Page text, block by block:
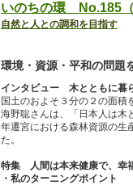
いのちの環 No.185（
自然と人との調和を目指す
環境・資源・平和の問題
インタビュー 木とともに暮
国土のおよそ３分の２の面
海野聡さんは、「日本人は木
年遷宮における森林資源の生
た。
特集 人間は本来健康で、幸
・私のターニングポイント